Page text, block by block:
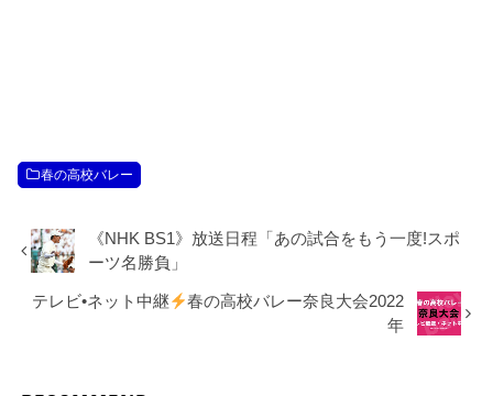
春の高校バレー
《NHK BS1》放送日程「あの試合をもう一度!スポ
ーツ名勝負」
テレビ•ネット中継
春の高校バレー奈良大会2022
年